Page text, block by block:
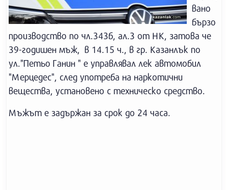
вано
бързо
производство по чл.343б, ал.3 от НК, затова че
39-годишен мъж, в 14.15 ч., в гр. Казанлък по
ул."Петьо Ганин " е управлявал лек автомобил
"Мерцедес", след употреба на наркотични
вещества, установено с техническо средство.
Мъжът е задържан за срок до 24 часа.